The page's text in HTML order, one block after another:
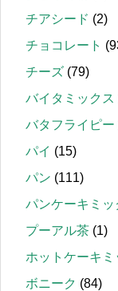
チアシード (2)
チョコレート
チーズ (79)
バイタミックス
バタフライピー
パイ (15)
パン (111)
パンケーキミッ
プーアル茶 (1)
ホットケーキミ
ボニーク (84)